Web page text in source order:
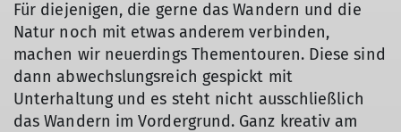
Für diejenigen, die gerne das Wandern und die
Natur noch mit etwas anderem verbinden,
machen wir neuerdings Thementouren. Diese sind
dann abwechslungsreich gespickt mit
Unterhaltung und es steht nicht ausschließlich
das Wandern im Vordergrund. Ganz kreativ am